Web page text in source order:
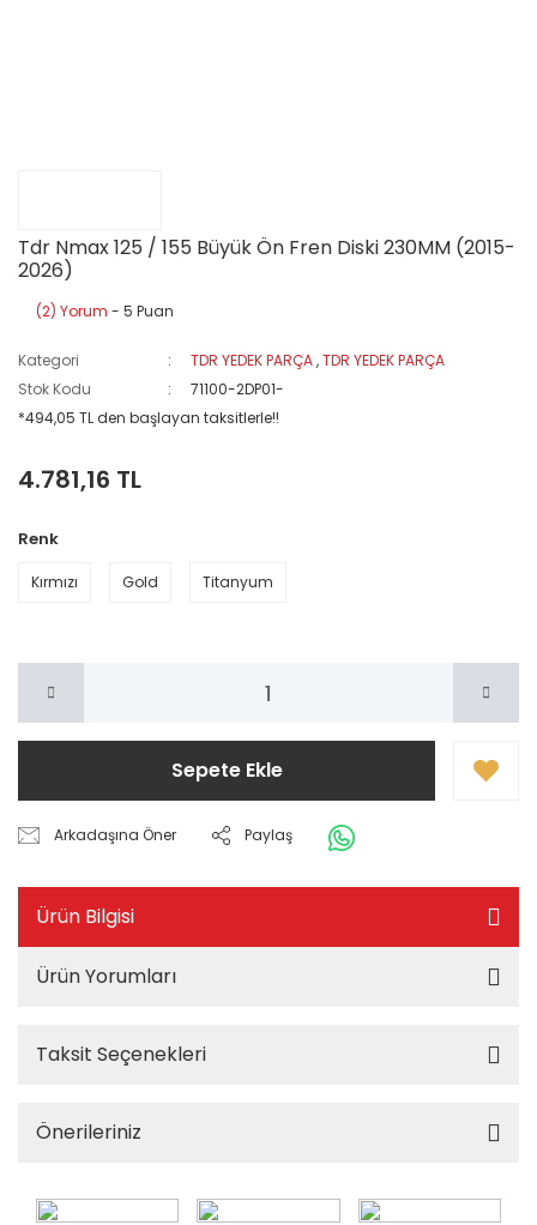
Tdr Nmax 125 / 155 Büyük Ön Fren Diski 230MM (2015-
2026)
(2) Yorum - 5 Puan
Kategori TDR YEDEK PARÇA,TDR YEDEK PARÇA
Stok Kodu
71100-2DP01-
*494,05 TL den başlayan taksitlerle!!
4.781,16 TL
Renk
Kırmızı Gold Titanyum
Sepete Ekle
Arkadaşına Öner Paylaş
Ürün Bilgisi
Ürün Yorumları
Taksit Seçenekleri
Önerileriniz